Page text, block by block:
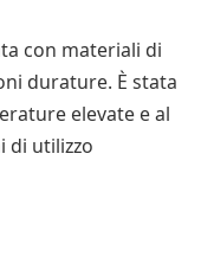
con materiali di
durature. È stata
elevate e al
di utilizzo